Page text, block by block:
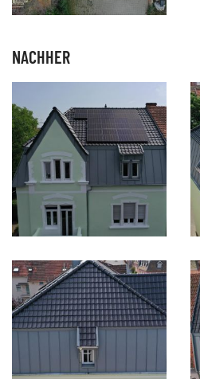
NACHHER